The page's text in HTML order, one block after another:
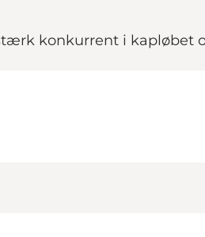
konkurrent i kapløbet